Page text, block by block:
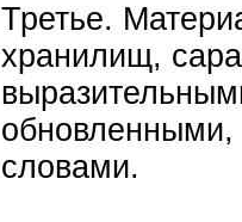
Третье.
хранилищ,
обновленными,
словами.